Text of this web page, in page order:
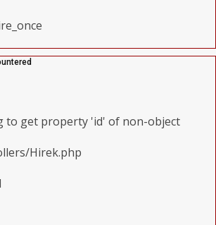
to get property 'id' of non-object
Hirek.php